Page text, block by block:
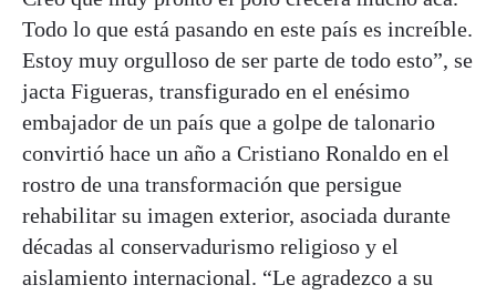
Todo lo que está pasando en este país es increíble.
Estoy muy orgulloso de ser parte de todo esto”, se
jacta Figueras, transfigurado en el enésimo
embajador de un país que a golpe de talonario
convirtió hace un año a Cristiano Ronaldo en el
rostro de una transformación que persigue
rehabilitar su imagen exterior, asociada durante
décadas al conservadurismo religioso y el
aislamiento internacional. “Le agradezco a su